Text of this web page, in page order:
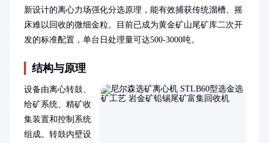
新设计的离心力场强化分选原理，能有效捕获传统溜槽、摇
床难以回收的微细金粒。目前已成为黄金矿山尾矿库二次开
发的标准配置，单台日处理量可达500-3000吨。
结构与原理
设备由离心转鼓、
给矿系统、精矿收
集装置和控制系统
组成。转鼓内壁设